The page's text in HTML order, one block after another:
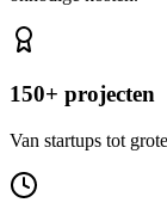
150+ projecten
Van startups tot